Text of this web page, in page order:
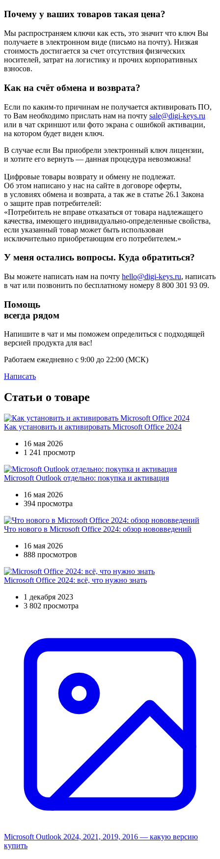
Почему у ваших товаров такая цена?
Мы распространяем ключи как есть, это значит что ключ Вы
получаете в электронном виде (письмо на почту). Низкая
стоимость достигается за счет отсутствия физических
носителей, затрат на логистику и прочих корпоративных
взносов.
Как на счёт обмена и возврата?
Если по каким-то причинам не получается активировать ПО,
то Вам необходимо прислать нам на почту sale@digi-keys.ru
или в чат скриншот или фото экрана с ошибкой активации,
на котором будет виден ключ.
В случае если Вы приобрели электронный ключ лицензии,
и хотите его вернуть — данная процедура невозможна!
Цифровые товары возврату и обмену не подлежат.
Об этом написано у нас на сайте в договоре оферты,
в условиях обмена и возврата, а так же в статье 26.1 Закона
о защите прав потребителей:
«Потребитель не вправе отказаться от товара надлежащего
качества, имеющего индивидуально-определенные свойства,
если указанный товар может быть использован
исключительно приобретающим его потребителем.»
У меня остались вопросы. Куда обратиться?
Вы можете написать нам на почту hello@digi-keys.ru, написать
в чат или позвонить по бесплатному номеру 8 800 301 93 09.
Помощь
всегда рядом
Напишите в чат и мы поможем определиться с подходящей
версией продукта для вас!
Работаем ежедневно с 9:00 до 22:00 (МСК)
Написать
Статьи о товаре
Как установить и активировать Microsoft Office 2024
16 мая 2026
1 241 просмотр
Microsoft Outlook отдельно: покупка и активация
16 мая 2026
394 просмотра
Что нового в Microsoft Office 2024: обзор нововведений
16 мая 2026
888 просмотров
Microsoft Office 2024: всё, что нужно знать
1 декабря 2023
3 802 просмотра
Microsoft Outlook 2024, 2021, 2019, 2016 — какую версию
купить